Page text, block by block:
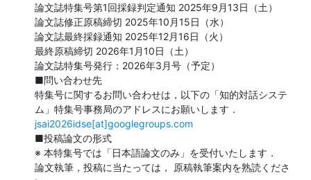
論文誌特集号第1回採録判定通知 2025年9月13日（土）
論文誌修正原稿締切 2025年10月15日（水）
論文誌最終採録通知 2025年12月16日（火）
最終原稿締切 2026年1月10日（土）
論文誌特集号発行：2026年3月号（予定）
■問い合わせ先
特集号に関するお問い合わせは，以下の「知的対話システ
jsai2026idse[at]googlegroups.com
■投稿論文の形式
※ 本特集号では「日本語論文のみ」を受付いたします．
論文執筆，投稿に当たっては， 原稿執筆案内を熟読くださ